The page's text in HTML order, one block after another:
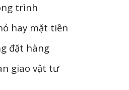
trình
hay mặt tiền
đặt hàng
giao vật tư